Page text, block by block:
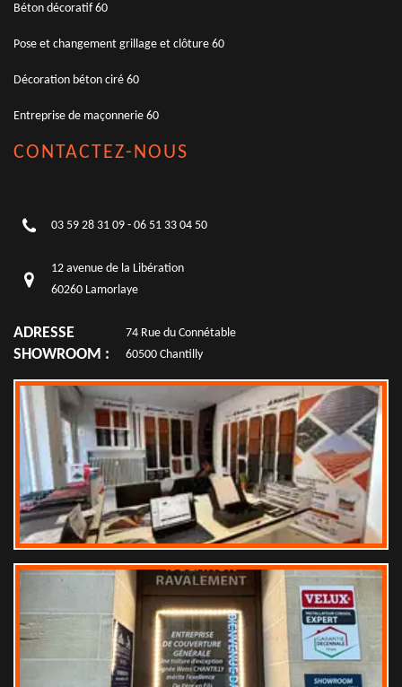
Béton décoratif 60
Pose et changement grillage et clôture 60
Décoration béton ciré 60
Entreprise de maçonnerie 60
CONTACTEZ-NOUS
03 59 28 31 09 - 06 51 33 04 50
12 avenue de la Libération
60260 Lamorlaye
ADRESSE
SHOWROOM :
74 Rue du Connétable
60500 Chantilly